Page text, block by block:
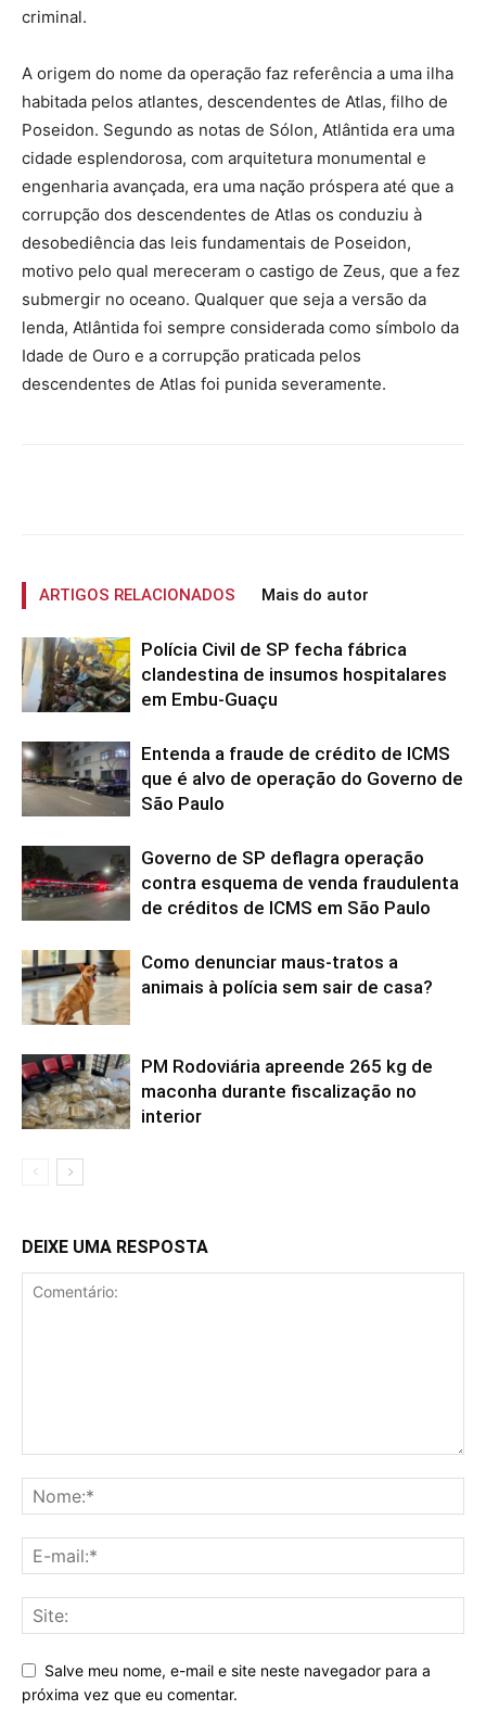
criminal.
A origem do nome da operação faz referência a uma ilha
habitada pelos atlantes, descendentes de Atlas, filho de
Poseidon. Segundo as notas de Sólon, Atlântida era uma
cidade esplendorosa, com arquitetura monumental e
engenharia avançada, era uma nação próspera até que a
corrupção dos descendentes de Atlas os conduziu à
desobediência das leis fundamentais de Poseidon,
motivo pelo qual mereceram o castigo de Zeus, que a fez
submergir no oceano. Qualquer que seja a versão da
lenda, Atlântida foi sempre considerada como símbolo da
Idade de Ouro e a corrupção praticada pelos
descendentes de Atlas foi punida severamente.
ARTIGOS RELACIONADOS Mais do autor
Polícia Civil de SP fecha fábrica
clandestina de insumos hospitalares
em Embu-Guaçu
Entenda a fraude de crédito de ICMS
que é alvo de operação do Governo de
São Paulo
Governo de SP deflagra operação
contra esquema de venda fraudulenta
de créditos de ICMS em São Paulo
Como denunciar maus-tratos a
animais à polícia sem sair de casa?
PM Rodoviária apreende 265 kg de
maconha durante fiscalização no
interior
DEIXE UMA RESPOSTA
Salve meu nome, e-mail e site neste navegador para a
próxima vez que eu comentar.